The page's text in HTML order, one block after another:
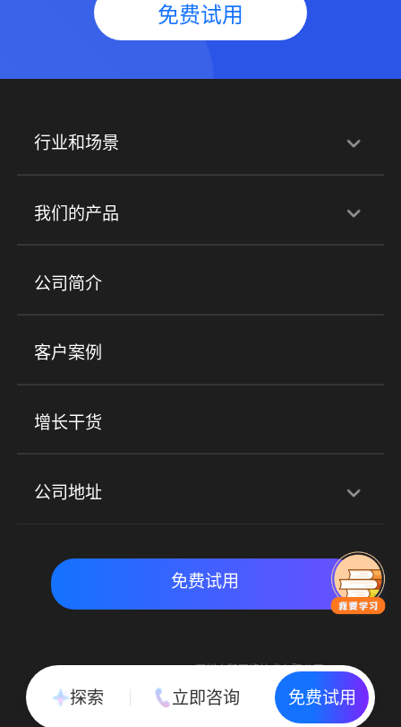
免费试用
行业和场景
行业解决方案
培训机构 职业技能培训 兴趣培训
金融行业
心理机构
实时私域带货 数字化运营
我们的产品
产品
小程序商城 ERP 企微SCRM
社群圈子
公司简介
客户案例
增长干货
公司地址
北京地址：北京市朝阳区朝外大街乙6号23层
免费试用
Copyright © 2015-2018 深圳小鹅网络技术有限公司
All Rights Reserved. 粤ICP备15020529号
粤公网安备 44030502002037号
探索 立即咨询 免费试用